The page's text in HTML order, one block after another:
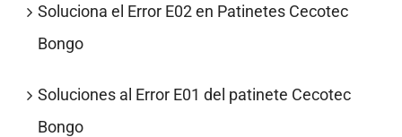
Soluciona el Error E02 en Patinetes Cecotec
Bongo
Soluciones al Error E01 del patinete Cecotec
Bongo